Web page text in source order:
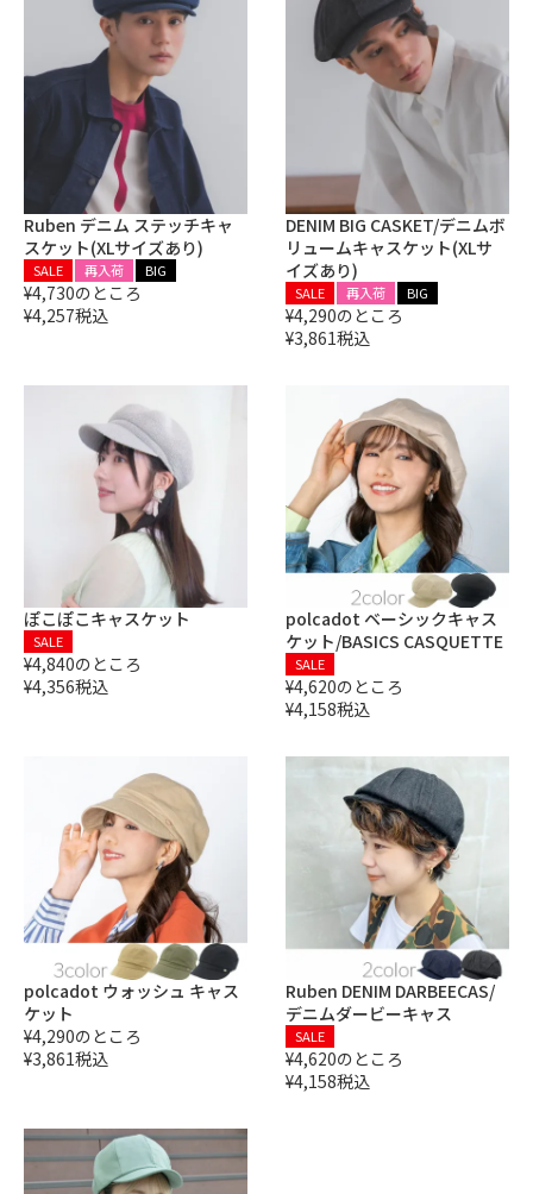
Ruben デニム ステッチキャ
スケット(XLサイズあり)
SALE 再入荷 BIG
¥4,730のところ
¥4,257税込
DENIM BIG CASKET/デニムボ
リュームキャスケット(XLサ
イズあり)
SALE 再入荷 BIG
¥4,290のところ
¥3,861税込
ぽこぽこキャスケット
SALE
¥4,840のところ
¥4,356税込
polcadot ベーシックキャス
ケット/BASICS CASQUETTE
SALE
¥4,620のところ
¥4,158税込
polcadot ウォッシュ キャス
ケット
¥4,290のところ
¥3,861税込
Ruben DENIM DARBEECAS/
デニムダービーキャス
SALE
¥4,620のところ
¥4,158税込